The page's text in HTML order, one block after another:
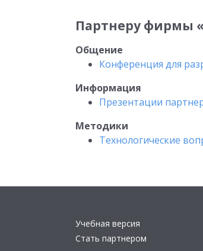
Партнеру фирмы
Общение
Конференция для
Информация
Презентации
Методики
Технологические
Учебная версия
Стать партнером